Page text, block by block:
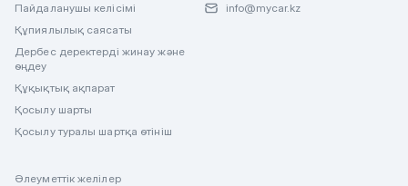
Пайдаланушы келісімі
Құпиялылық саясаты
Дербес деректерді жинау және
өңдеу
Құқықтық ақпарат
Қосылу шарты
Қосылу туралы шартқа өтініш
info@mycar.kz
Әлеуметтік желілер